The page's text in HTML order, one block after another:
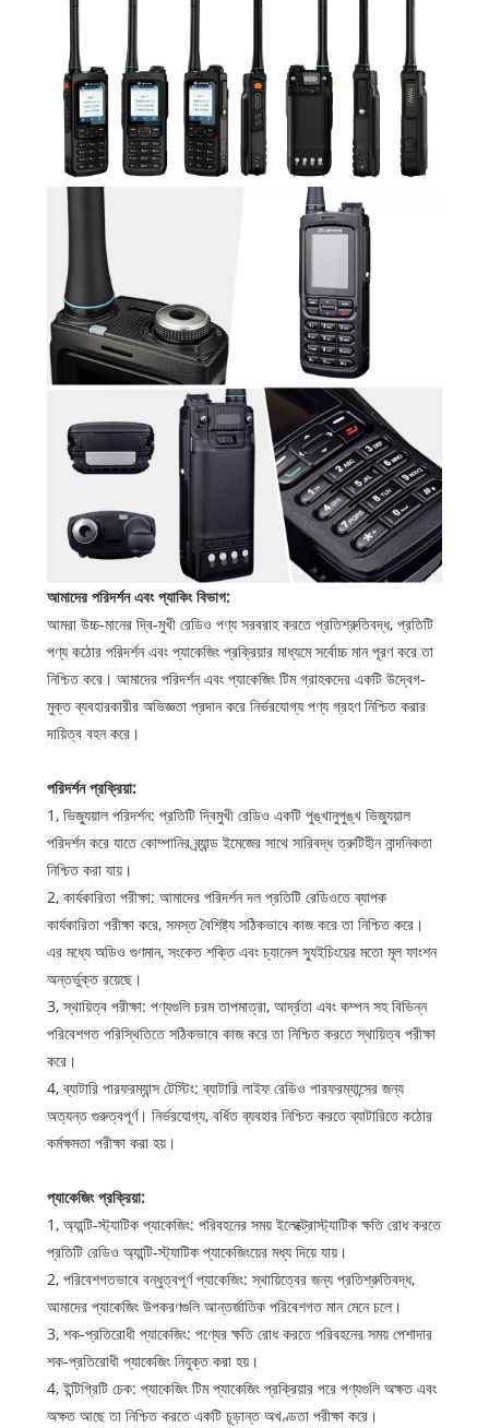
আমাদের পরিদর্শন এবং প্যাকিং বিভাগ:
আমরা উচ্চ-মানের দ্বি-মুখী রেডিও পণ্য সরবরাহ করতে প্রতিশ্রুতিবদ্ধ, প্রতিটি
পণ্য কঠোর পরিদর্শন এবং প্যাকেজিং প্রক্রিয়ার মাধ্যমে সর্বোচ্চ মান পূরণ করে তা
নিশ্চিত করে। আমাদের পরিদর্শন এবং প্যাকেজিং টিম গ্রাহকদের একটি উদ্বেগ-
মুক্ত ব্যবহারকারীর অভিজ্ঞতা প্রদান করে নির্ভরযোগ্য পণ্য গ্রহণ নিশ্চিত করার
দায়িত্ব বহন করে।
পরিদর্শন প্রক্রিয়া:
1, ভিজ্যুয়াল পরিদর্শন: প্রতিটি দ্বিমুখী রেডিও একটি পুঙ্খানুপুঙ্খ ভিজ্যুয়াল
পরিদর্শন করে যাতে কোম্পানির ব্র্যান্ড ইমেজের সাথে সারিবদ্ধ ত্রুটিহীন নান্দনিকতা
নিশ্চিত করা যায়।
2, কার্যকারিতা পরীক্ষা: আমাদের পরিদর্শন দল প্রতিটি রেডিওতে ব্যাপক
কার্যকারিতা পরীক্ষা করে, সমস্ত বৈশিষ্ট্য সঠিকভাবে কাজ করে তা নিশ্চিত করে।
এর মধ্যে অডিও গুণমান, সংকেত শক্তি এবং চ্যানেল স্যুইচিংয়ের মতো মূল ফাংশন
অন্তর্ভুক্ত রয়েছে।
3, স্থায়িত্ব পরীক্ষা: পণ্যগুলি চরম তাপমাত্রা, আর্দ্রতা এবং কম্পন সহ বিভিন্ন
পরিবেশগত পরিস্থিতিতে সঠিকভাবে কাজ করে তা নিশ্চিত করতে স্থায়িত্ব পরীক্ষা
করে।
4, ব্যাটারি পারফরম্যান্স টেস্টিং: ব্যাটারি লাইফ রেডিও পারফরম্যান্সের জন্য
অত্যন্ত গুরুত্বপূর্ণ। নির্ভরযোগ্য, বর্ধিত ব্যবহার নিশ্চিত করতে ব্যাটারিতে কঠোর
কর্মক্ষমতা পরীক্ষা করা হয়।
প্যাকেজিং প্রক্রিয়া:
1, অ্যান্টি-স্ট্যাটিক প্যাকেজিং: পরিবহনের সময় ইলেক্ট্রোস্ট্যাটিক ক্ষতি রোধ করতে
প্রতিটি রেডিও অ্যান্টি-স্ট্যাটিক প্যাকেজিংয়ের মধ্য দিয়ে যায়।
2, পরিবেশগতভাবে বন্ধুত্বপূর্ণ প্যাকেজিং: স্থায়িত্বের জন্য প্রতিশ্রুতিবদ্ধ,
আমাদের প্যাকেজিং উপকরণগুলি আন্তর্জাতিক পরিবেশগত মান মেনে চলে।
3, শক-প্রতিরোধী প্যাকেজিং: পণ্যের ক্ষতি রোধ করতে পরিবহনের সময় পেশাদার
শক-প্রতিরোধী প্যাকেজিং নিযুক্ত করা হয়।
4, ইন্টিগ্রিটি চেক: প্যাকেজিং টিম প্যাকেজিং প্রক্রিয়ার পরে পণ্যগুলি অক্ষত এবং
অক্ষত আছে তা নিশ্চিত করতে একটি চূড়ান্ত অখণ্ডতা পরীক্ষা করে।